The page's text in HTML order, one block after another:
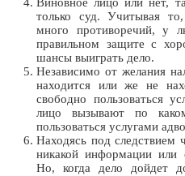
только суд. Учитывая
много противоречий, у
правильном защите с
шансы выиграть дело.
Независимо от желания
находится или же не
свободно пользоваться
лицо вызывают по
пользоваться услугами
Находясь под следствием
никакой информации или
Но, когда дело дойдет